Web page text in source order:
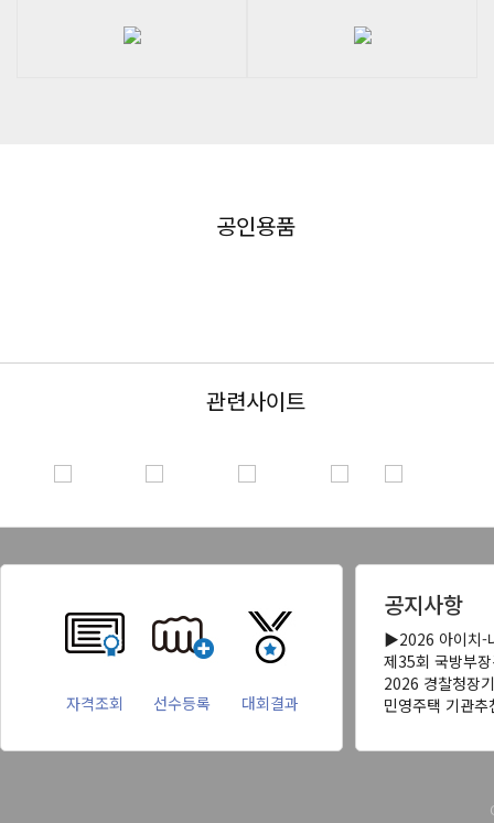
공인용품
관련사이트
자격조회 선수등록 대회결과
공지사항
▶2026 아이치-
제35회 국방부
2026 경찰청장
민영주택 기관